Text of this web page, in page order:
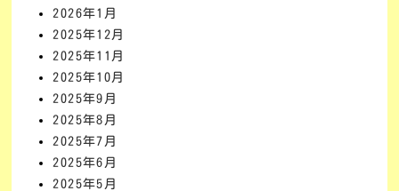
2026年1月
2025年12月
2025年11月
2025年10月
2025年9月
2025年8月
2025年7月
2025年6月
2025年5月